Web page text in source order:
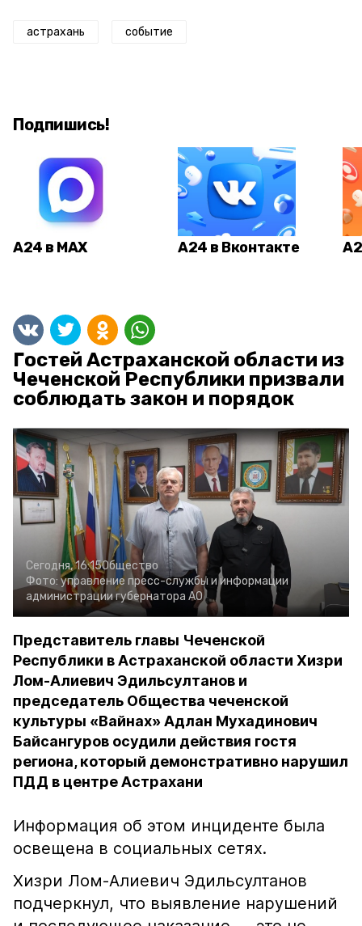
астрахань событие
Подпишись!
А24 в MAX А24 в Вконтакте
Гостей Астраханской области из
Чеченской Республики призвали
соблюдать закон и порядок
Сегодня, 16:15Общество
Фото: управление пресс-службы и информации
администрации губернатора АО
Представитель главы Чеченской
Республики в Астраханской области Хизри
Лом-Алиевич Эдильсултанов и
председатель Общества чеченской
культуры «Вайнах» Адлан Мухадинович
Байсангуров осудили действия гостя
региона, который демонстративно нарушил
ПДД в центре Астрахани
Информация об этом инциденте была
освещена в социальных сетях.
Хизри Лом-Алиевич Эдильсултанов
подчеркнул, что выявление нарушений